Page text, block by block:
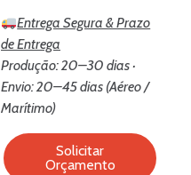
Entrega Segura & Prazo
de Entrega
Produção: 20–30 dias ·
Envio: 20–45 dias (Aéreo /
Marítimo)
Solicitar
Orçamento